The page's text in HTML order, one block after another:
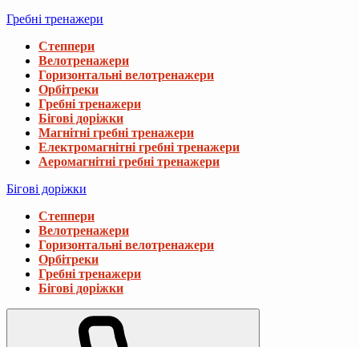
Гребні тренажери
Степпери
Велотренажери
Горизонтальні велотренажери
Орбітреки
Гребні тренажери
Бігові доріжки
Магнітні гребні тренажери
Електромагнітні гребні тренажери
Аеромагнітні гребні тренажери
Бігові доріжки
Степпери
Велотренажери
Горизонтальні велотренажери
Орбітреки
Гребні тренажери
Бігові доріжки